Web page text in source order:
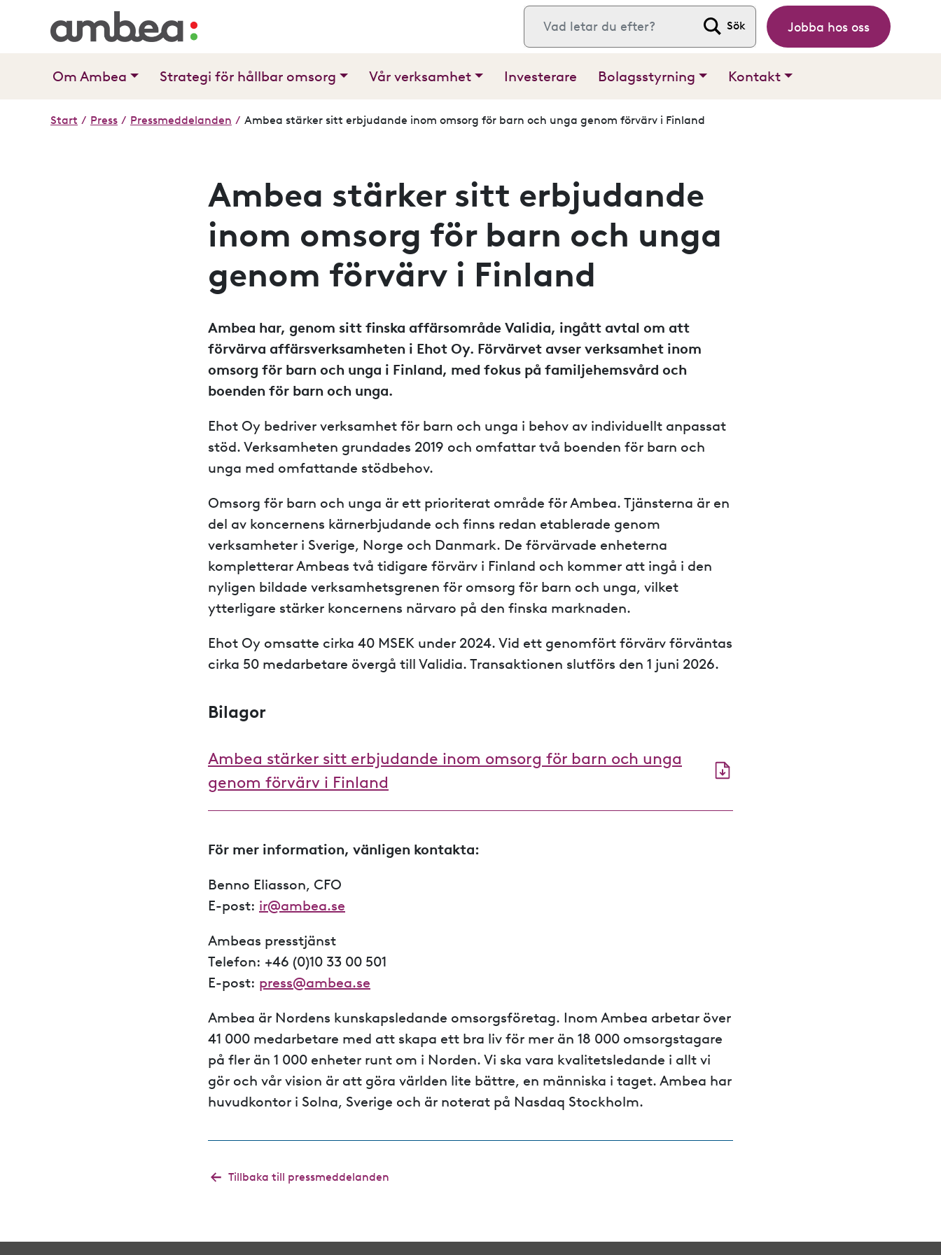
Sök efter: Jobba hos oss
Om Ambea Strategi för hållbar omsorg Vår verksamhet Investerare Bolagsstyrning Kontakt
Start / Press / Pressmeddelanden / Ambea stärker sitt erbjudande inom omsorg för barn och unga genom förvärv i Finland
Ambea stärker sitt erbjudande
inom omsorg för barn och unga
genom förvärv i Finland
Ambea har, genom sitt finska affärsområde Validia, ingått avtal om att
förvärva affärsverksamheten i Ehot Oy. Förvärvet avser verksamhet inom
omsorg för barn och unga i Finland, med fokus på familjehemsvård och
boenden för barn och unga.
Ehot Oy bedriver verksamhet för barn och unga i behov av individuellt anpassat
stöd. Verksamheten grundades 2019 och omfattar två boenden för barn och
unga med omfattande stödbehov.
Omsorg för barn och unga är ett prioriterat område för Ambea. Tjänsterna är en
del av koncernens kärnerbjudande och finns redan etablerade genom
verksamheter i Sverige, Norge och Danmark. De förvärvade enheterna
kompletterar Ambeas två tidigare förvärv i Finland och kommer att ingå i den
nyligen bildade verksamhetsgrenen för omsorg för barn och unga, vilket
ytterligare stärker koncernens närvaro på den finska marknaden.
Ehot Oy omsatte cirka 40 MSEK under 2024. Vid ett genomfört förvärv förväntas
cirka 50 medarbetare övergå till Validia. Transaktionen slutförs den 1 juni 2026.
Bilagor
Ambea stärker sitt erbjudande inom omsorg för barn och unga
genom förvärv i Finland
För mer information, vänligen kontakta:
Benno Eliasson, CFO
E-post: ir@ambea.se
Ambeas presstjänst
Telefon: +46 (0)10 33 00 501
E-post: press@ambea.se
Ambea är Nordens kunskapsledande omsorgsföretag. Inom Ambea arbetar över
41 000 medarbetare med att skapa ett bra liv för mer än 18 000 omsorgstagare
på fler än 1 000 enheter runt om i Norden. Vi ska vara kvalitetsledande i allt vi
gör och vår vision är att göra världen lite bättre, en människa i taget. Ambea har
huvudkontor i Solna, Sverige och är noterat på Nasdaq Stockholm.
Tillbaka till pressmeddelanden